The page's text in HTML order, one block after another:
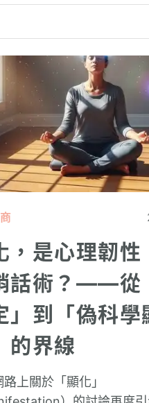
字背後，實質連結的是個
，是心理韌性
話術？——從
」到「偽科學
的界線
上關於「顯化」